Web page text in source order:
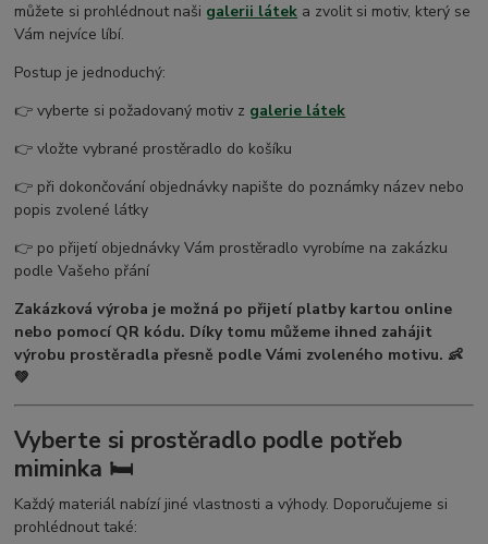
můžete si prohlédnout naši galerii látek a zvolit si motiv, který se
Vám nejvíce líbí.
Postup je jednoduchý:
👉 vyberte si požadovaný motiv z galerie látek
👉 vložte vybrané prostěradlo do košíku
👉 při dokončování objednávky napište do poznámky název nebo
popis zvolené látky
👉 po přijetí objednávky Vám prostěradlo vyrobíme na zakázku
podle Vašeho přání
Zakázková výroba je možná po přijetí platby kartou online
nebo pomocí QR kódu. Díky tomu můžeme ihned zahájit
výrobu prostěradla přesně podle Vámi zvoleného motivu. 👶
💚
Vyberte si prostěradlo podle potřeb
miminka 🛏️
Každý materiál nabízí jiné vlastnosti a výhody. Doporučujeme si
prohlédnout také: